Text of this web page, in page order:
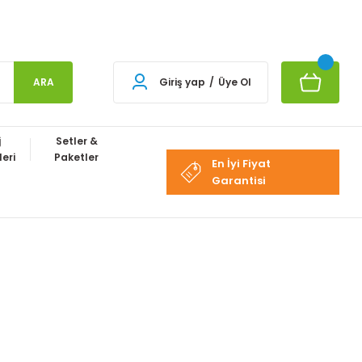
ARA Giriş yap / Üye Ol
Setler &
Paketler
En İyi Fiyat
Garantisi